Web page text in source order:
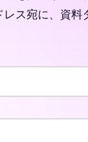
ス宛に、資料